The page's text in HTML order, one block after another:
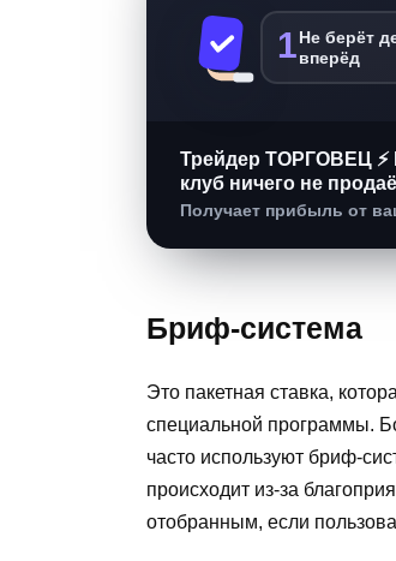
1 Не берёт
вперёд
Трейдер ТОРГОВЕЦ
клуб ничего не
Получает прибыль от
Бриф-система
Это пакетная ставка,
специальной программы.
часто используют бриф-
происходит из-за
отобранным, если